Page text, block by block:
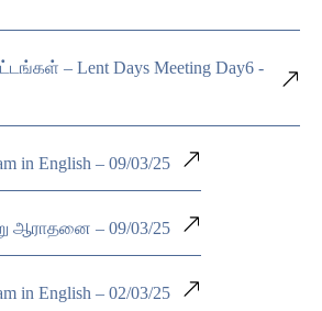
– Lent Days Meeting Day6 -
in English – 09/03/25
ஆராதனை – 09/03/25
in English – 02/03/25